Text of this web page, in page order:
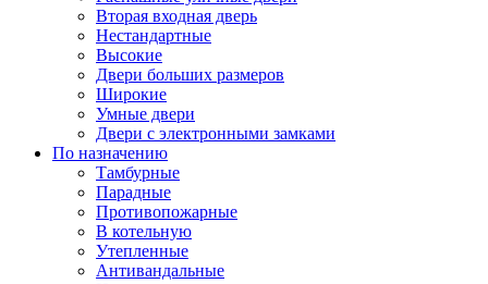
Вторая входная дверь
Нестандартные
Высокие
Двери больших размеров
Широкие
Умные двери
Двери с электронными замками
По назначению
Тамбурные
Парадные
Противопожарные
В котельную
Утепленные
Антивандальные